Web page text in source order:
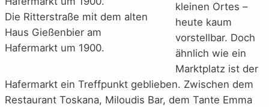
Die Ritterstraße mit dem alten
Haus Gießenbier am
Hafermarkt um 1900.
kleinen Ortes –
heute kaum
vorstellbar. Doch
ähnlich wie ein
Marktplatz ist der
Hafermarkt ein Treffpunkt geblieben. Zwischen dem
Restaurant Toskana, Miloudis Bar, dem Tante Emma